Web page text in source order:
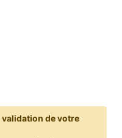
de votre